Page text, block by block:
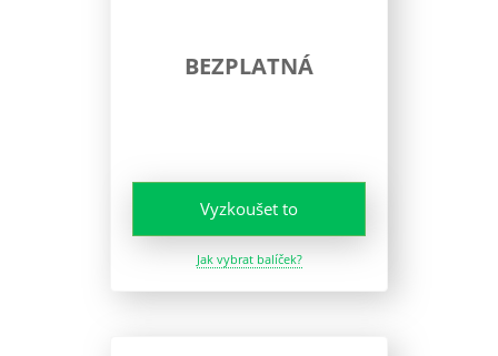
BEZPLATNÁ
Vyzkoušet to
Jak vybrat balíček?